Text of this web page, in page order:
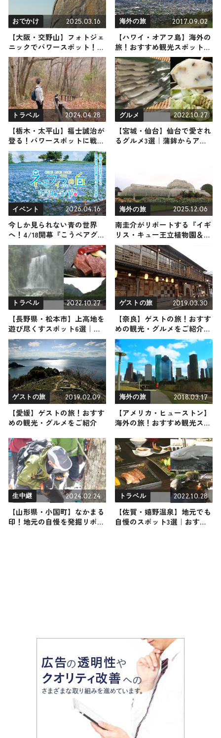
おでかけ 2025.03.16
【大阪・交野山】フォトジェ
ニックでパワースポット！迫
力満点の巨岩がシンボルの低
山に戸田れいさんが登頂（登
山で頂きメシ！コラボ企画）
海外の旅 2017.09.02
【ハワイ・オアフ島】海外の
旅！おすすめ観光スポットや
グルメをリポート
トラベル 2024.04.28
【栃木・太平山】福士誠治が
登る！パワースポットに戦国
時代の伝説、心臓破りの急階
段など見どころ満載の低山
（登山で頂きメシ！コラボ企
画）
グルメ 2022.10.27
【宮城・仙台】仙台で愛され
るグルメ3選｜蒲鉾からアユ
イベント 2026.04.16
今しか見られない青の世界
へ！4/18開幕『こうべアグリ
パーク ネモフィラの丘
2026』で約100万輪のネモフ
ィラが神戸の丘を染め上げ
る、初のナイターも必見
海外の旅 2025.12.06
南圭介がリポートする『イギ
リス・キュー王立植物園＆バ
ース』の旅！おすすめ観光ス
ポットやグルメを紹介 2025
年12月6日放送
トラベル 2022.10.27
【長野県・松本市】上高地を
遊び尽くすスポット6選｜ア
クティビティから絶品グルメ
までご紹介
ゲストの旅 2019.03.30
【奈良】ゲストの旅！おすす
めの観光・グルメをご紹介
2019年3月30日放送
ゲストの旅 2019.02.09
【愛媛】ゲストの旅！おすす
めの観光・グルメをご紹介
海外の旅 2018.03.17
【アメリカ・ヒューストン】
海外の旅！おすすめ観光スポ
生中継 2024.02.24
【山形県・小国町】なかまる
印！地元の自慢を発掘リポー
トラベル 2022.10.28
【佐賀・嬉野温泉】地元でも
自慢のスポット3選｜おすす